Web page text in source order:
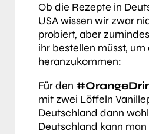
Ob die Rezepte in
USA wissen wir zwar
probiert, aber
ihr bestellen müsst,
heranzukommen:
Für den
mit zwei Löffeln
Deutschland dann
Deutschland kann